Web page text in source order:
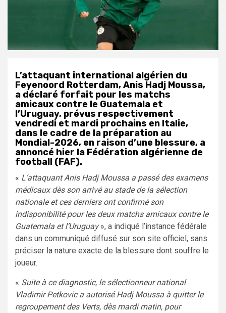
L’attaquant international algérien du
Feyenoord Rotterdam, Anis Hadj Moussa,
a déclaré forfait pour les matchs
amicaux contre le Guatemala et
l’Uruguay, prévus respectivement
vendredi et mardi prochains en Italie,
dans le cadre de la préparation au
Mondial-2026, en raison d’une blessure, a
annoncé hier la Fédération algérienne de
football (FAF).
« L’attaquant Anis Hadj Moussa a passé des examens
médicaux dès son arrivé au stade de la sélection
nationale et ces derniers ont confirmé son
indisponibilité pour les deux matchs amicaux contre le
Guatemala et l’Uruguay», a indiqué l’instance fédérale
dans un communiqué diffusé sur son site officiel, sans
préciser la nature exacte de la blessure dont souffre le
joueur.
« Suite à ce diagnostic, le sélectionneur national
Vladimir Petkovic a autorisé Hadj Moussa à quitter le
regroupement des Verts, dès mardi matin, pour